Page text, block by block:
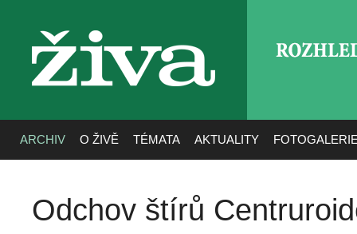
živa
ARCHIV O ŽIVĚ TÉMATA AKTUALITY
Odchov štírů